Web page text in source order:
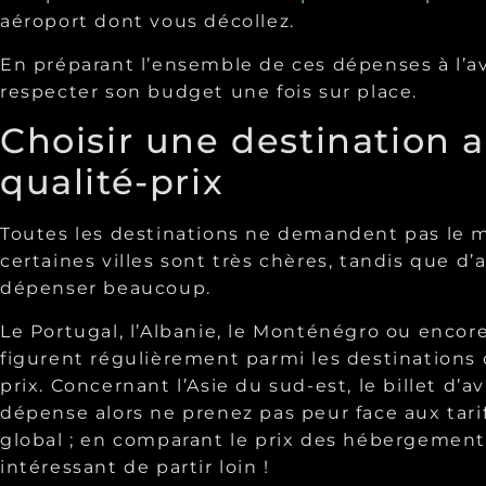
aéroport dont vous décollez.
En préparant l’ensemble de ces dépenses à
respecter son budget une fois sur place.
Choisir une destination
qualité-prix
Toutes les destinations ne demandent pas le
certaines villes sont très chères, tandis que
dépenser beaucoup.
Le Portugal, l’Albanie, le Monténégro ou
figurent régulièrement parmi les
prix. Concernant l’Asie du sud-est, le billet
dépense alors ne prenez pas peur face aux
global ; en comparant le prix des
intéressant de partir loin !